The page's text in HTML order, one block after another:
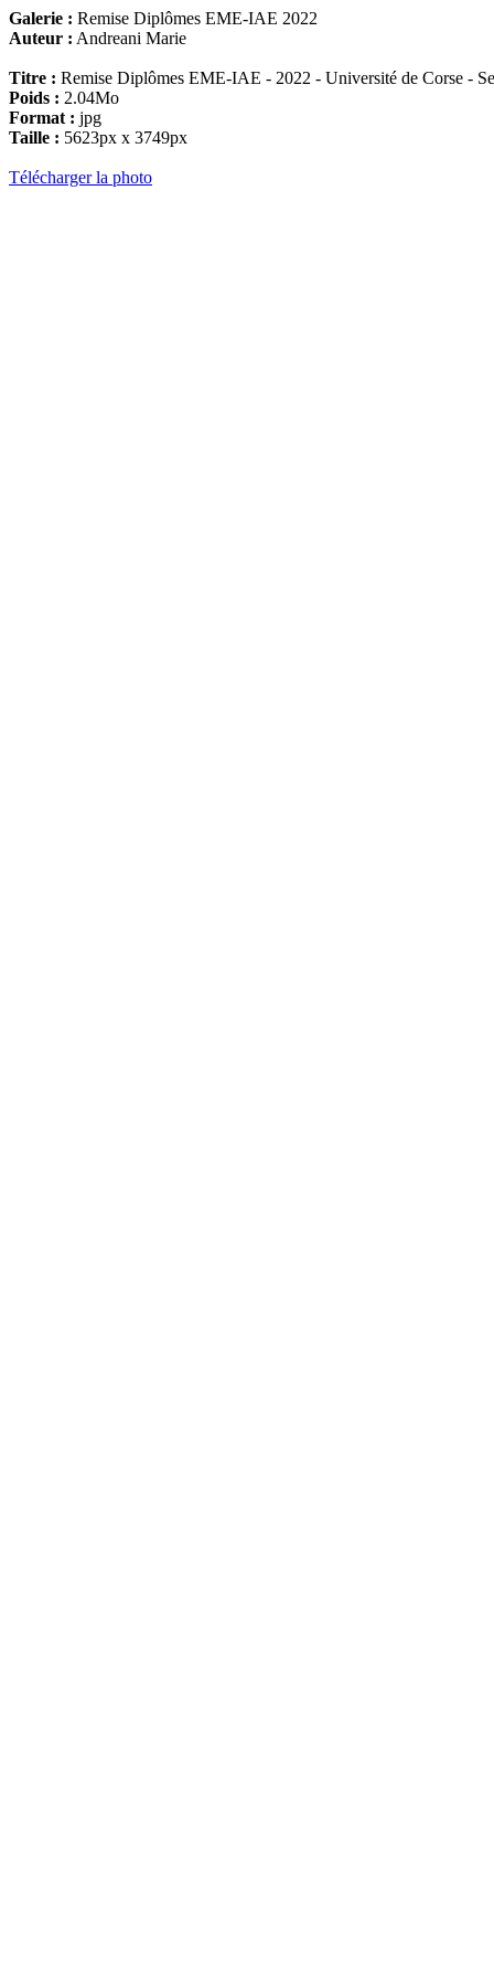
Galerie : Remise Diplômes EME-IAE 2022
Auteur : Andreani Marie
Titre : Remise Diplômes EME-IAE - 2022 - Université de Corse -
Poids : 2.04Mo
Format : jpg
Taille : 5623px x 3749px
Télécharger la photo